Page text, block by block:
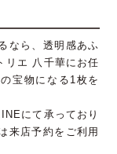
なら、透明感あふ
リエ 八千華にお任
宝物になる1枚を
にて承っており
来店予約をご利用